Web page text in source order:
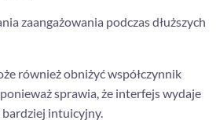
zaangażowania podczas dłuższych
również obniżyć współczynnik
sprawia, że interfejs wydaje
bardziej intuicyjny.